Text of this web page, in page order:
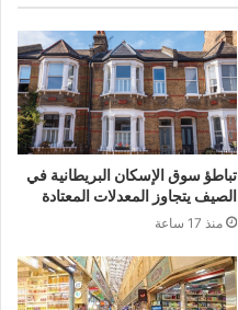
تباطؤ سوق الإسكان البريطانية في
الصيف يتجاوز المعدلات المعتادة
منذ 17 ساعة